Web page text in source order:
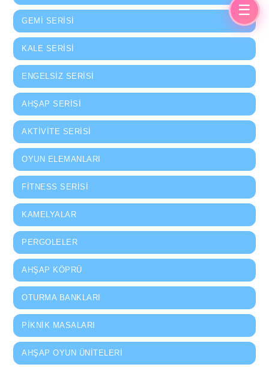
☰
GEMI SERISI
KALE SERISI
ENGELSIZ SERISI
AHŞAP SERISI
AKTIVITE SERISI
OYUN ELEMANLARI
FITNESS SERISI
KAMELYALAR
PERGOLELER
AHŞAP KÖPRÜ
OTURMA BANKLARI
PIKNIK MASALARI
AHŞAP OYUN ÜNITELERI